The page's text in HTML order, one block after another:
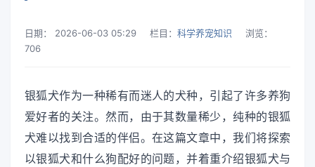
日期： 2026-06-03 05:29 栏目： 科学养宠知识
浏览：
706
银狐犬作为一种稀有而迷人的犬种，引起了许多养狗
爱好者的关注。然而，由于其数量稀少，纯种的银狐
犬难以找到合适的伴侣。在这篇文章中，我们将探索
以银狐犬和什么狗配好的问题，并着重介绍银狐犬与